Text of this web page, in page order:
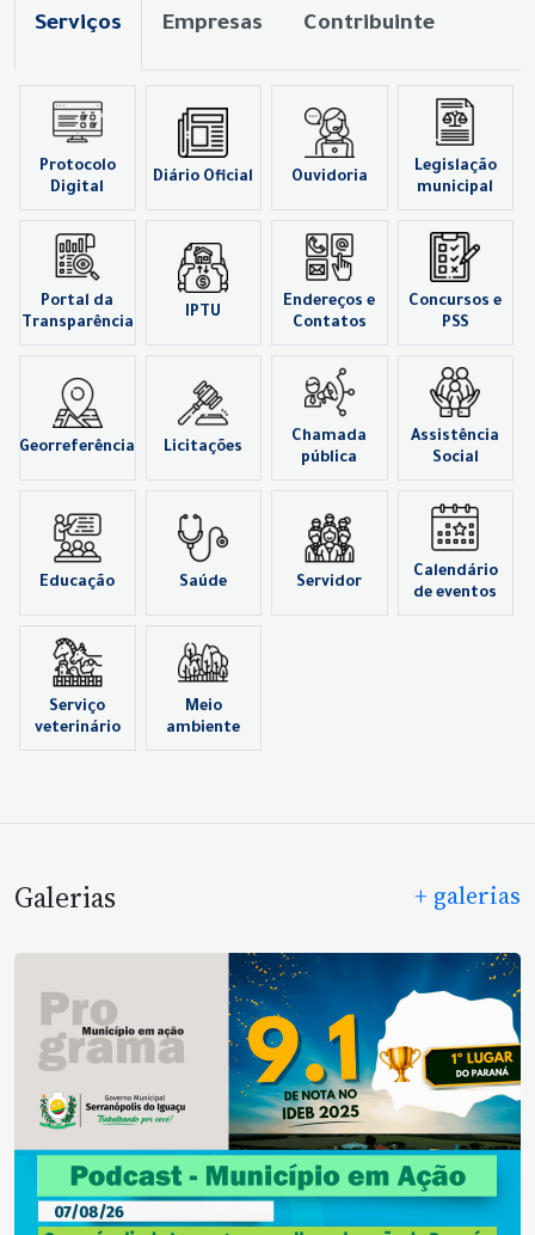
Serviços Empresas Contribuinte
Protocolo
Digital
Diário Oficial Ouvidoria
Legislação
municipal
Portal da
Transparência
IPTU
Endereços e
Contatos
Concursos e
PSS
Georreferência Licitações
Chamada
pública
Assistência
Social
Educação Saúde Servidor
Calendário
de eventos
Serviço
veterinário
Meio
ambiente
Galerias + galerias